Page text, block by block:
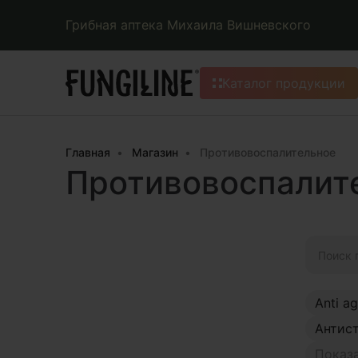
Грибная аптека Михаила Вишневского
Каталог продукции
Главная Магазин Противовоспалительное
Anti